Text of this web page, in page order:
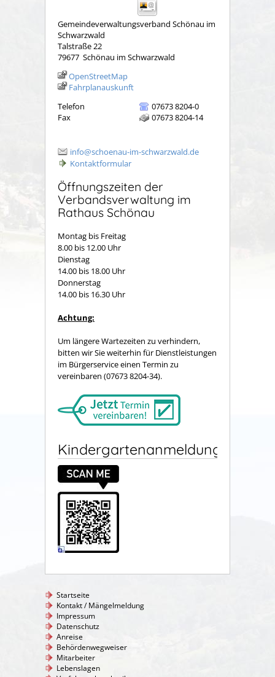
Gemeindeverwaltungsverband Schönau im
Schwarzwald
Talstraße 22
79677 Schönau im Schwarzwald
OpenStreetMap
Fahrplanauskunft
Telefon
07673 8204-0
Fax
07673 8204-14
info@schoenau-im-schwarzwald.de
Kontaktformular
Öffnungszeiten der
Verbandsverwaltung im
Rathaus Schönau
Montag bis Freitag
8.00 bis 12.00 Uhr
Dienstag
14.00 bis 18.00 Uhr
Donnerstag
14.00 bis 16.30 Uhr
Achtung:
Um längere Wartezeiten zu verhindern,
bitten wir Sie weiterhin für Dienstleistungen
im Bürgerservice einen Termin zu
vereinbaren (07673 8204-34).
Kindergartenanmeldung
Startseite
Kontakt / Mängelmeldung
Impressum
Datenschutz
Anreise
Behördenwegweiser
Mitarbeiter
Lebenslagen